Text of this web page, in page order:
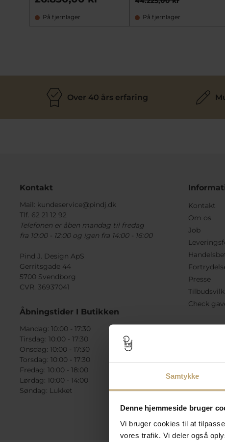
Samtykke
Denne hjemmeside bruger
Vi bruger cookies til at
vores trafik. Vi deler også
På fjernlager På fjernlager
Over 40 års erfaring
Kontakt
Mail: kundeservice@pindj.dk
Tlf. 62 21 12 92
Telefonen er åben mandag til fredag
fra 10:00 - 12:00 og igen fra 14:00 - 16:00
Pind J. Design ApS
Gerritsgade 44
5700 Svendborg
CVR. 36937041
Åbningstider I Butikken
Mandag: 10:00 - 17:30
Tirsdag: 10:00 - 17:30
Onsdag: 10:00 - 17:30
Torsdag: 10:00 - 17:30
Fredag: 10:00 - 18:00
Lørdag: 10:00 - 14:00
Søndag: Lukket
Kontakt
Om os
Job
Presse
Check